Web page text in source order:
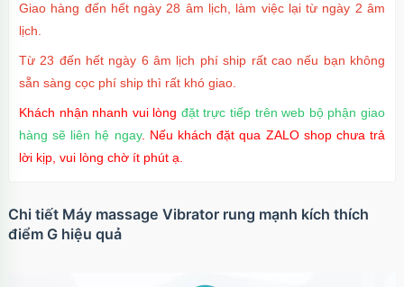
Giao hàng đến hết ngày 28 âm lịch, làm việc lại từ ngày 2 âm
lịch.
Từ 23 đến hết ngày 6 âm lịch phí ship rất cao nếu bạn không
sẵn sàng cọc phí ship thì rất khó giao.
Khách nhận nhanh vui lòng đặt trực tiếp trên web bộ phận giao
hàng sẽ liên hệ ngay. Nếu khách đặt qua ZALO shop chưa trả
lời kịp, vui lòng chờ ít phút ạ.
Chi tiết Máy massage Vibrator rung mạnh kích thích
điểm G hiệu quả